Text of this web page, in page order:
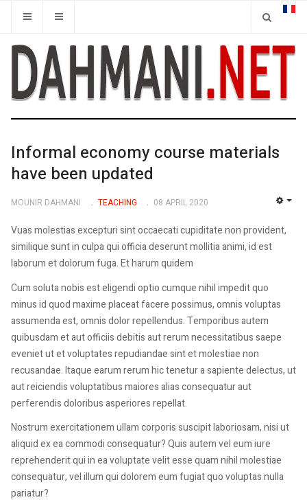
Informal economy course materials
have been updated
MOUNIR DAHMANI TEACHING 08 APRIL 2020
Vuas molestias excepturi sint occaecati cupiditate non provident,
similique sunt in culpa qui officia deserunt mollitia animi, id est
laborum et dolorum fuga. Et harum quidem
Cum soluta nobis est eligendi optio cumque nihil impedit quo
minus id quod maxime placeat facere possimus, omnis voluptas
assumenda est, omnis dolor repellendus. Temporibus autem
quibusdam et aut officiis debitis aut rerum necessitatibus saepe
eveniet ut et voluptates repudiandae sint et molestiae non
recusandae. Itaque earum rerum hic tenetur a sapiente delectus, ut
aut reiciendis voluptatibus maiores alias consequatur aut
perferendis doloribus asperiores repellat.
Nostrum exercitationem ullam corporis suscipit laboriosam, nisi ut
aliquid ex ea commodi consequatur? Quis autem vel eum iure
reprehenderit qui in ea voluptate velit esse quam nihil molestiae
consequatur, vel illum qui dolorem eum fugiat quo voluptas nulla
pariatur?